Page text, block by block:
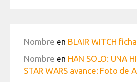
Nombre en BLAIR WITCH ficha
Nombre en HAN SOLO: UNA
STAR WARS avance: Foto de